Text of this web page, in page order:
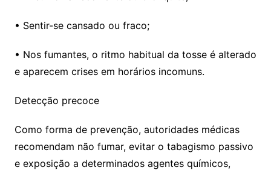
• Sentir-se cansado ou fraco;
• Nos fumantes, o ritmo habitual da tosse é alterado
e aparecem crises em horários incomuns.
Detecção precoce
Como forma de prevenção, autoridades médicas
recomendam não fumar, evitar o tabagismo passivo
e exposição a determinados agentes químicos,